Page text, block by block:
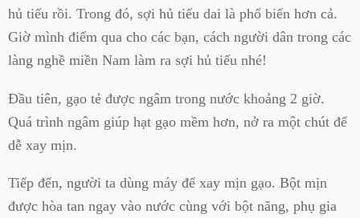
hủ tiếu rồi. Trong đó, sợi hủ tiếu dai là phổ biến hơn cả.
Giờ mình điểm qua cho các bạn, cách người dân trong các
làng nghề miền Nam làm ra sợi hủ tiếu nhé!
Đầu tiên, gạo tẻ được ngâm trong nước khoảng 2 giờ.
Quá trình ngâm giúp hạt gạo mềm hơn, nở ra một chút để
dễ xay mịn.
Tiếp đến, người ta dùng máy để xay mịn gạo. Bột mịn
được hòa tan ngay vào nước cùng với bột năng, phụ gia